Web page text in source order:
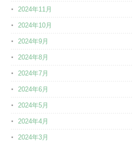
2024年11月
2024年10月
2024年9月
2024年8月
2024年7月
2024年6月
2024年5月
2024年4月
2024年3月